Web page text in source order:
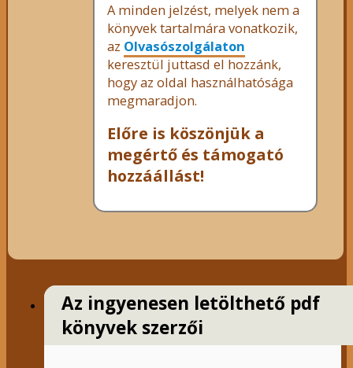
A minden jelzést, melyek nem a
könyvek tartalmára vonatkozik,
az Olvasószolgálaton
keresztül juttasd el hozzánk,
hogy az oldal használhatósága
megmaradjon.
Előre is köszönjük a
megértő és támogató
hozzáállást!
Az ingyenesen letölthető pdf
könyvek szerzői